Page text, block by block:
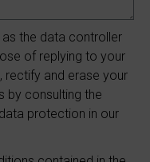
as the data controller
of replying to your
rectify and erase your
by consulting the
protection in our